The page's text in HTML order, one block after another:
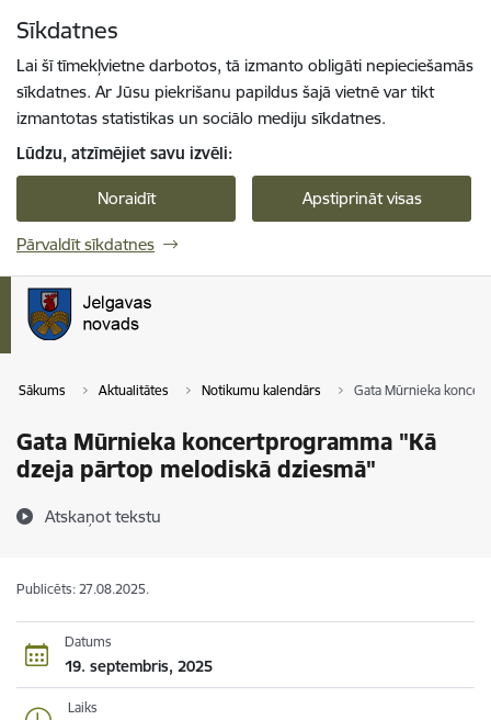
Sīkdatnes
Lai šī tīmekļvietne darbotos, tā izmanto obligāti nepieciešamās
sīkdatnes. Ar Jūsu piekrišanu papildus šajā vietnē var tikt
izmantotas statistikas un sociālo mediju sīkdatnes.
Lūdzu, atzīmējiet savu izvēli:
Noraidīt Apstiprināt visas
Pārvaldīt sīkdatnes
Sākums Aktualitātes Notikumu kalendārs Gata Mūrnieka
Gata Mūrnieka koncertprogramma "Kā
dzeja pārtop melodiskā dziesmā"
Atskaņot tekstu
Publicēts: 27.08.2025.
Datums
19. septembris, 2025
Laiks